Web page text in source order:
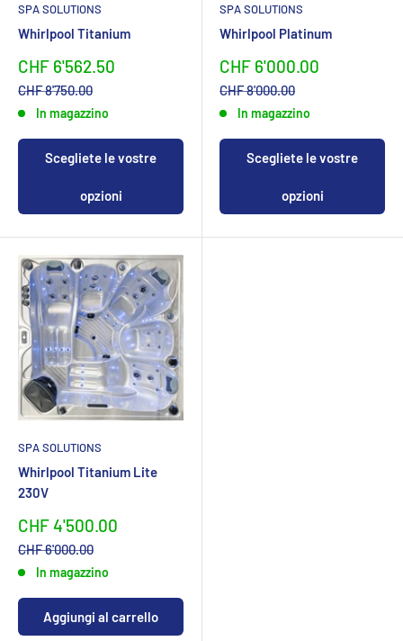
SPA SOLUTIONS
Whirlpool Titanium
Sonderpreis
CHF 6'562.50
Normalpreis
CHF 8'750.00
In magazzino
Scegliete le vostre
opzioni
SPA SOLUTIONS
Whirlpool Platinum
Sonderpreis
CHF 6'000.00
Normalpreis
CHF 8'000.00
In magazzino
Scegliete le vostre
opzioni
SPA SOLUTIONS
Whirlpool Titanium Lite
230V
Sonderpreis
CHF 4'500.00
Normalpreis
CHF 6'000.00
In magazzino
Aggiungi al carrello